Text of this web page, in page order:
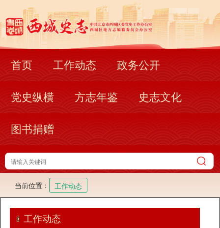
首页 工作动态 政务公开
党史纵横 方志年鉴 史志文化
图书捐赠
当前位置： 工作动态
工作动态